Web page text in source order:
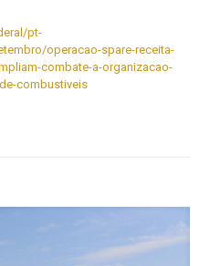
pt-
operacao-spare-receita-
combate-a-organizacao-
combustiveis